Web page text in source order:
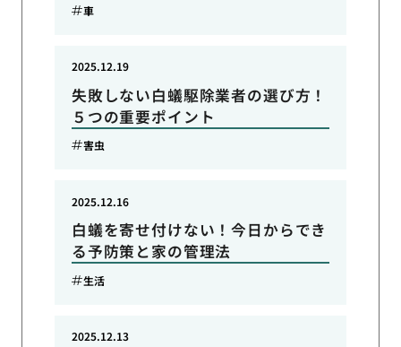
車
失敗しない白蟻駆除業者の選び方！
５つの重要ポイント
2025.12.19
害虫
白蟻を寄せ付けない！今日からでき
る予防策と家の管理法
2025.12.16
生活
2025.12.13